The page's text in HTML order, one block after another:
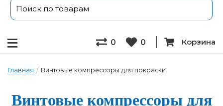
0 0 Корзина
Главная / Винтовые компрессоры для покраски
Винтовые ком­прес­со­ры для